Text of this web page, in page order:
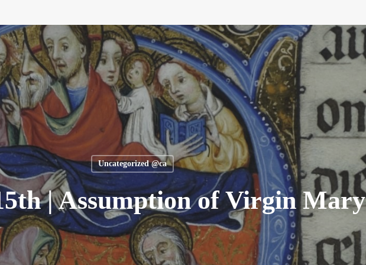
Uncategorized @ca
| Assumption of Virgin Mary